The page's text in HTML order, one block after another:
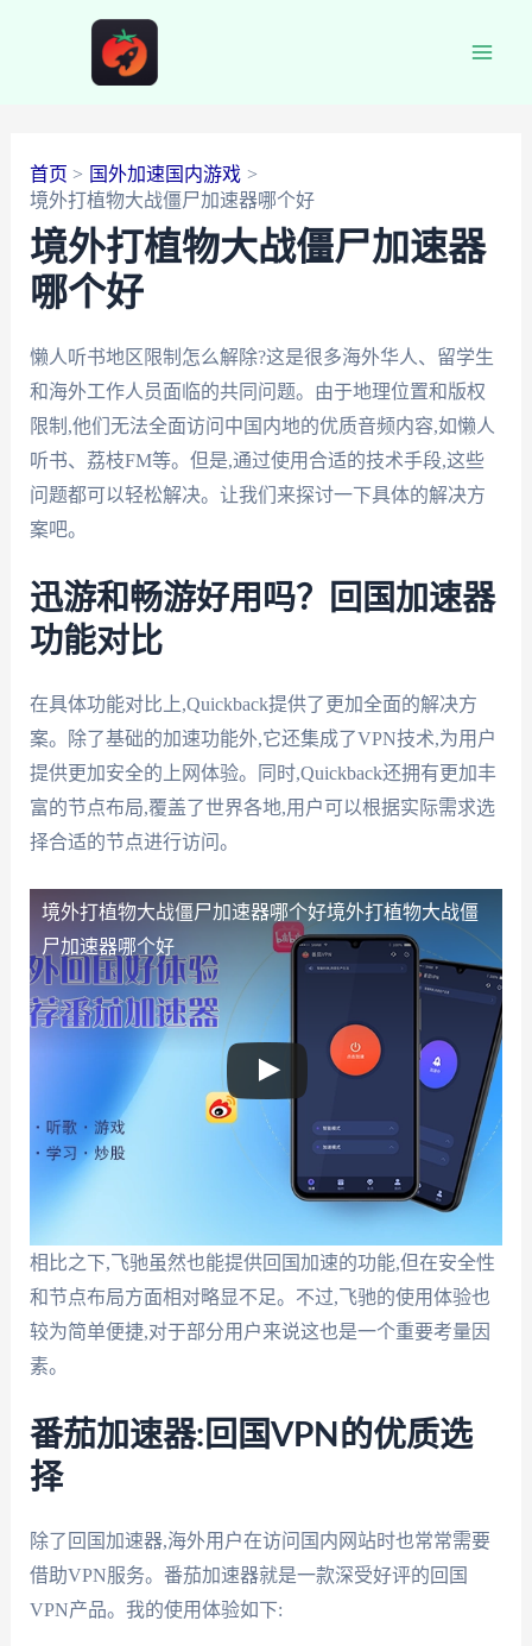
首页
国外加速国内游戏
境外打植物大战僵尸加速器哪个好
境外打植物大战僵尸加速器
哪个好
懒人听书地区限制怎么解除?这是很多海外华人、留学生
和海外工作人员面临的共同问题。由于地理位置和版权
限制,他们无法全面访问中国内地的优质音频内容,如懒人
听书、荔枝FM等。但是,通过使用合适的技术手段,这些
问题都可以轻松解决。让我们来探讨一下具体的解决方
案吧。
迅游和畅游好用吗？回国加速器
功能对比
在具体功能对比上,Quickback提供了更加全面的解决方
案。除了基础的加速功能外,它还集成了VPN技术,为用户
提供更加安全的上网体验。同时,Quickback还拥有更加丰
富的节点布局,覆盖了世界各地,用户可以根据实际需求选
择合适的节点进行访问。
境外打植物大战僵尸加速器哪个好境外打植物大战僵
尸加速器哪个好
相比之下,飞驰虽然也能提供回国加速的功能,但在安全性
和节点布局方面相对略显不足。不过,飞驰的使用体验也
较为简单便捷,对于部分用户来说这也是一个重要考量因
素。
番茄加速器:回国VPN的优质选
择
除了回国加速器,海外用户在访问国内网站时也常常需要
借助VPN服务。番茄加速器就是一款深受好评的回国
VPN产品。我的使用体验如下: